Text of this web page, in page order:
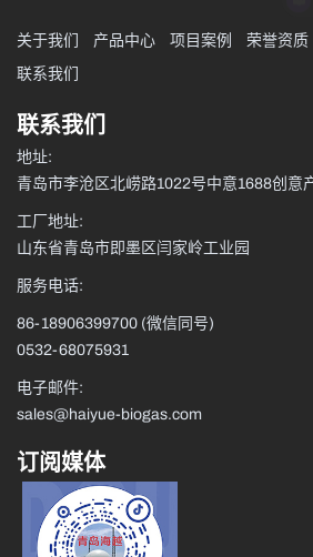
关于我们 产品中心 项目案例 荣誉资质
联系我们
联系我们
地址:
青岛市李沧区北崂路1022号中意1688创意
工厂地址:
山东省青岛市即墨区闫家岭工业园
服务电话:
86-18906399700(微信同号)
0532-68075931
电子邮件:
sales@haiyue-biogas.com
订阅媒体